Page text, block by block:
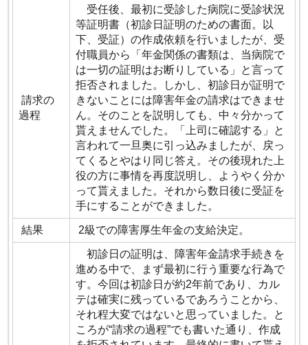
請求の
過程
受任後、最初に受診した病院に受診状況
等証明書（初診日証明のための書面。以
下、受証）の作成依頼を行いましたが、受
付職員から「年金関係の書類は、当病院で
は一切の証明はお断りしている」と言って
拒否されました。しかし、初診日が証明で
きないことには障害年金の請求はできませ
ん。そのことを説明しても、中々分かって
貰えませんでした。「上司に確認する」と
言われて一旦奥に引っ込みましたが、戻っ
てくるとやはり同じ答え。その後現れた上
役の方に事情を再度説明し、ようやく分か
って貰えました。それから数日後に受証を
手にすることができました。
結果 2級での障害厚生年金の支給決定。
初診日の証明は、障害年金請求手続きを
進める中で、まず最初に行う重要な行為で
す。今回は初診日が約2年前であり、カル
テは確実に残っているであろうことから、
それ程大変ではないと思っていました。と
ころが“請求の過程”でも書いた通り、作成